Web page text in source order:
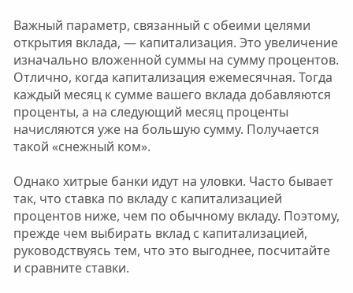
Важный параметр, связанный с обеими целями
открытия вклада, — капитализация. Это увеличение
изначально вложенной суммы на сумму процентов.
Отлично, когда капитализация ежемесячная. Тогда
каждый месяц к сумме вашего вклада добавляются
проценты, а на следующий месяц проценты
начисляются уже на большую сумму. Получается
такой «снежный ком».
Однако хитрые банки идут на уловки. Часто бывает
так, что ставка по вкладу с капитализацией
процентов ниже, чем по обычному вкладу. Поэтому,
прежде чем выбирать вклад с капитализацией,
руководствуясь тем, что это выгоднее, посчитайте
и сравните ставки.